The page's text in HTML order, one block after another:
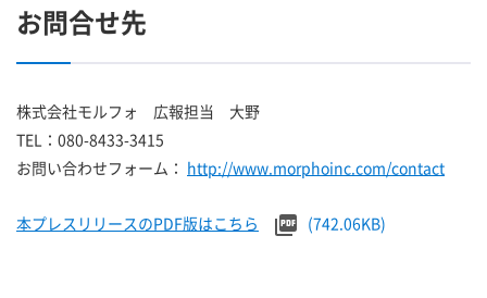
お問合せ先
株式会社モルフォ 広報担当 大野
TEL：080-8433-3415
お問い合わせフォーム： http://www.morphoinc.com/contact
本プレスリリースのPDF版はこちら (742.06KB)